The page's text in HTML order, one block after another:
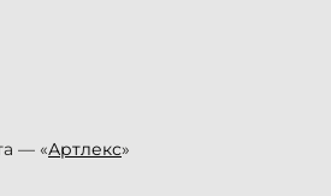
— «Артлекс»